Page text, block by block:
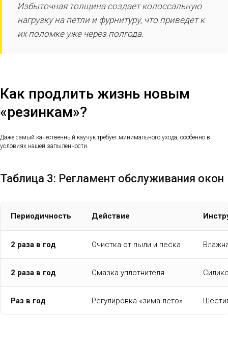
Избыточная толщина создает колоссальную
нагрузку на петли и фурнитуру, что приведет к
их поломке уже через полгода.
Как продлить жизнь новым
«резинкам»?
Даже самый качественный каучук требует минимального ухода, особенно в
условиях нашей запыленности.
Таблица 3: Регламент обслуживания окон
Периодичность Действие
2 раза в год Очистка от пыли и песка
2 раза в год Смазка уплотнителя
Раз в год Регулировка «зима-лето»